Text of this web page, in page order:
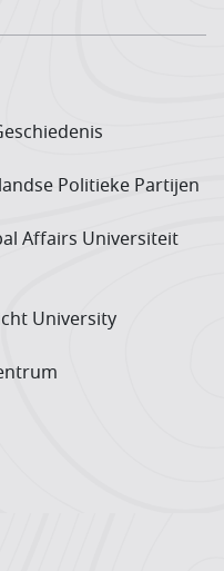
Politieke Partijen
Affairs Universiteit
University